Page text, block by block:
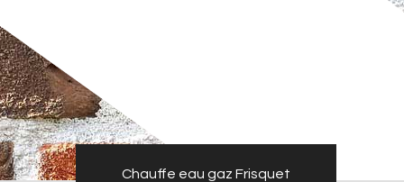
Chauffe eau gaz Frisquet